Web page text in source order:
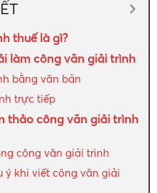
thuế là gì?
làm công văn giải trình
bằng văn bản
trực tiếp
thảo công văn giải trình
công văn giải trình
ý khi viết công văn giải